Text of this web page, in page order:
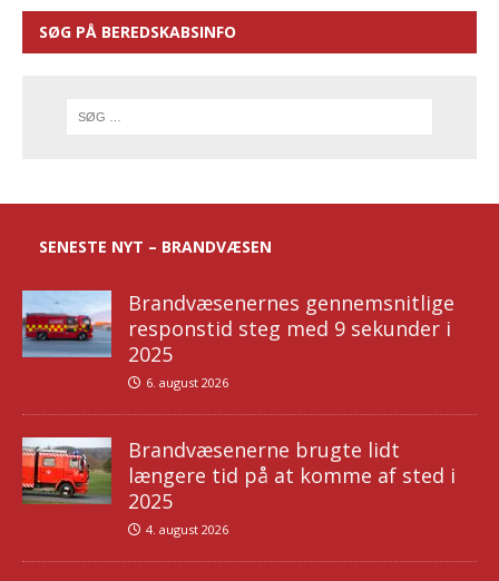
SØG PÅ BEREDSKABSINFO
SENESTE NYT – BRANDVÆSEN
Brandvæsenernes gennemsnitlige
responstid steg med 9 sekunder i
2025
6. august 2026
Brandvæsenerne brugte lidt
længere tid på at komme af sted i
2025
4. august 2026